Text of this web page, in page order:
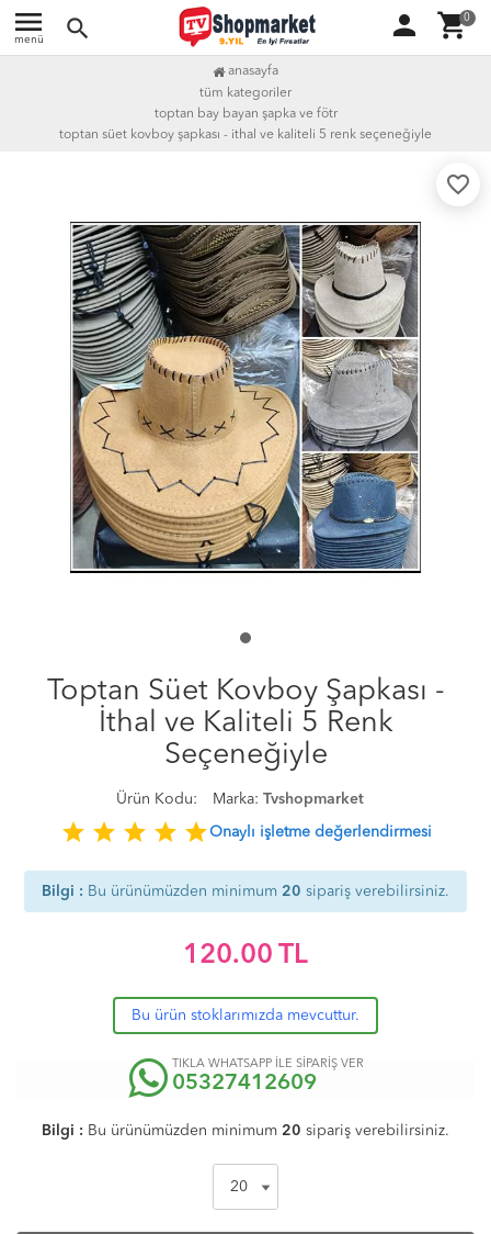
menu
menü search person shopping_cart0
anasayfa
tüm kategoriler
toptan bay bayan şapka ve fötr
toptan süet kovboy şapkası - i̇thal ve kaliteli 5 renk seçeneğiyle
favorite_border
Toptan Süet Kovboy Şapkası -
İthal ve Kaliteli 5 Renk
Seçeneğiyle
Ürün Kodu: Marka: Tvshopmarket
star star star star starOnaylı işletme değerlendirmesi
Bilgi : Bu ürünümüzden minimum 20 sipariş verebilirsiniz.
120.00 TL
Bu ürün stoklarımızda mevcuttur.
TIKLA WHATSAPP İLE SİPARİŞ VER
05327412609
Bilgi : Bu ürünümüzden minimum 20 sipariş verebilirsiniz.